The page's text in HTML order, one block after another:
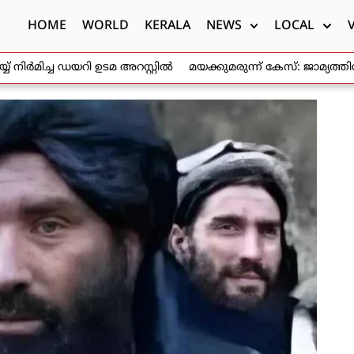
HOME WORLD KERALA NEWS LOCAL
ഡയറി ഉടമ അറസ്റ്റിൽ മയക്കുമരുന്ന് കേസ്: